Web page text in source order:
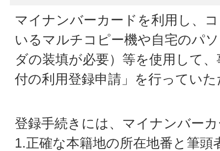
マイナンバーカードを利用し、
いるマルチコピー機や自宅のパ
ダの装填が必要）等を使用して
付の利用登録申請」を行ってい
登録手続きには、マイナンバー
1.正確な本籍地の所在地番と筆頭